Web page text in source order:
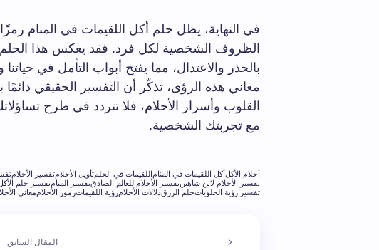
في النهاية، يظل حلم أكل اللقيمات في المنام رمزًا
الظروف الشخصية لكل فرد. فقد يعكس هذا الحلم
بالحذر والاعتدال، مما يفتح أبواب التأمل في
معاني هذه الرؤى، تذكّر أن التفسير الحقيقي دائمًا
القلوب وأسرار الأحلام، فلا تتردد في طرح
مع تجربتك الشخصية.
أحلام الأكلأكل اللقيمات في المناماللقيمات في الحلمتأويل الأحلامتفسير الأحلام
تفسير الأحلام لابن شاهينتفسير الأحلام للعالم الصادقتفسير المنامتفسير حلم
تفسير رؤية الحلوياتحلم الرزقدلالات الأحلامرؤية اللقيماترموز الأحلاممعاني
المقال السابق